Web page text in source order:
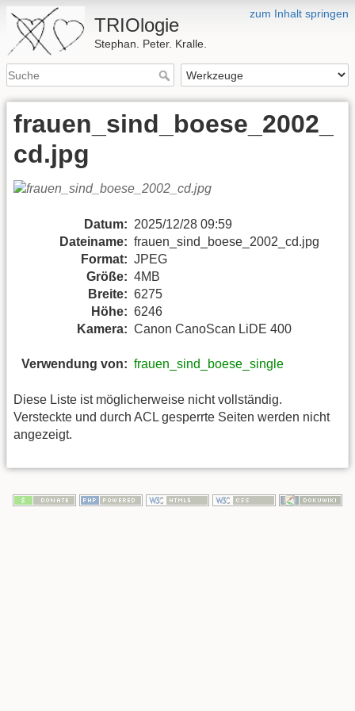
zum Inhalt springen
TRIOlogie
Stephan. Peter. Kralle.
frauen_sind_boese_2002_
cd.jpg
Datum: 2025/12/28 09:59
Dateiname: frauen_sind_boese_2002_cd.jpg
Format: JPEG
Größe: 4MB
Breite: 6275
Höhe: 6246
Kamera: Canon CanoScan LiDE 400
Verwendung von: frauen_sind_boese_single
Diese Liste ist möglicherweise nicht vollständig.
Versteckte und durch ACL gesperrte Seiten werden nicht
angezeigt.